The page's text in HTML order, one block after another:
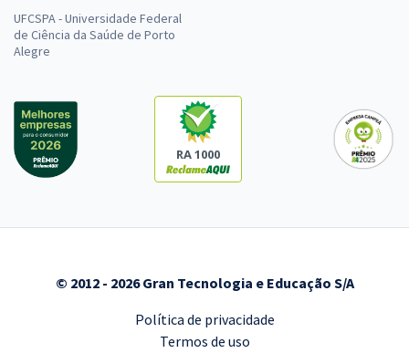
UFCSPA - Universidade Federal
de Ciência da Saúde de Porto
Alegre
RA 1000
© 2012 - 2026 Gran Tecnologia e Educação S/A
Política de privacidade
Termos de uso